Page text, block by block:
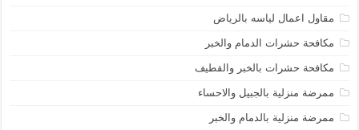
مقاول اعمال لياسه بالرياض
مكافحة حشرات الدمام والخبر
مكافحة حشرات بالخبر والقطيف
ممرضة منزلية بالجبيل والاحساء
ممرضة منزلية بالدمام والخبر